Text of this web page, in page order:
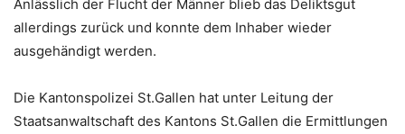
Anlässlich der Flucht der Männer blieb das Deliktsgut
allerdings zurück und konnte dem Inhaber wieder
ausgehändigt werden.
Die Kantonspolizei St.Gallen hat unter Leitung der
Staatsanwaltschaft des Kantons St.Gallen die Ermittlungen